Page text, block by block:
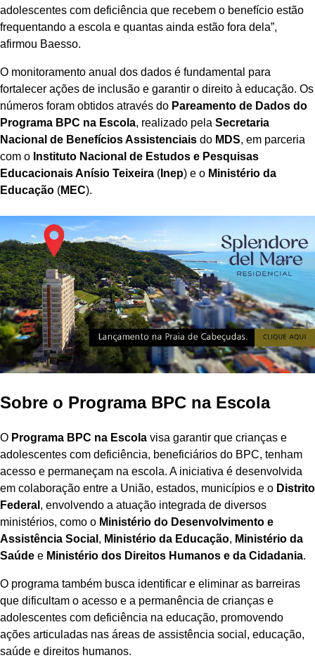
adolescentes com deficiência que recebem o benefício estão
frequentando a escola e quantas ainda estão fora dela”,
afirmou Baesso.
O monitoramento anual dos dados é fundamental para
fortalecer ações de inclusão e garantir o direito à educação. Os
números foram obtidos através do Pareamento de Dados do
Programa BPC na Escola, realizado pela Secretaria
Nacional de Benefícios Assistenciais do MDS, em parceria
com o Instituto Nacional de Estudos e Pesquisas
Educacionais Anísio Teixeira ( Inep) e o Ministério da
Educação (MEC).
Sobre o Programa BPC na Escola
O Programa BPC na Escola visa garantir que crianças e
adolescentes com deficiência, beneficiários do BPC, tenham
acesso e permaneçam na escola. A iniciativa é desenvolvida
em colaboração entre a União, estados, municípios e o Distrito
Federal , envolvendo a atuação integrada de diversos
ministérios, como o Ministério do Desenvolvimento e
Assistência Social , Ministério da Educação, Ministério da
Saúde e Ministério dos Direitos Humanos e da Cidadania.
O programa também busca identificar e eliminar as barreiras
que dificultam o acesso e a permanência de crianças e
adolescentes com deficiência na educação, promovendo
ações articuladas nas áreas de assistência social, educação,
saúde e direitos humanos.